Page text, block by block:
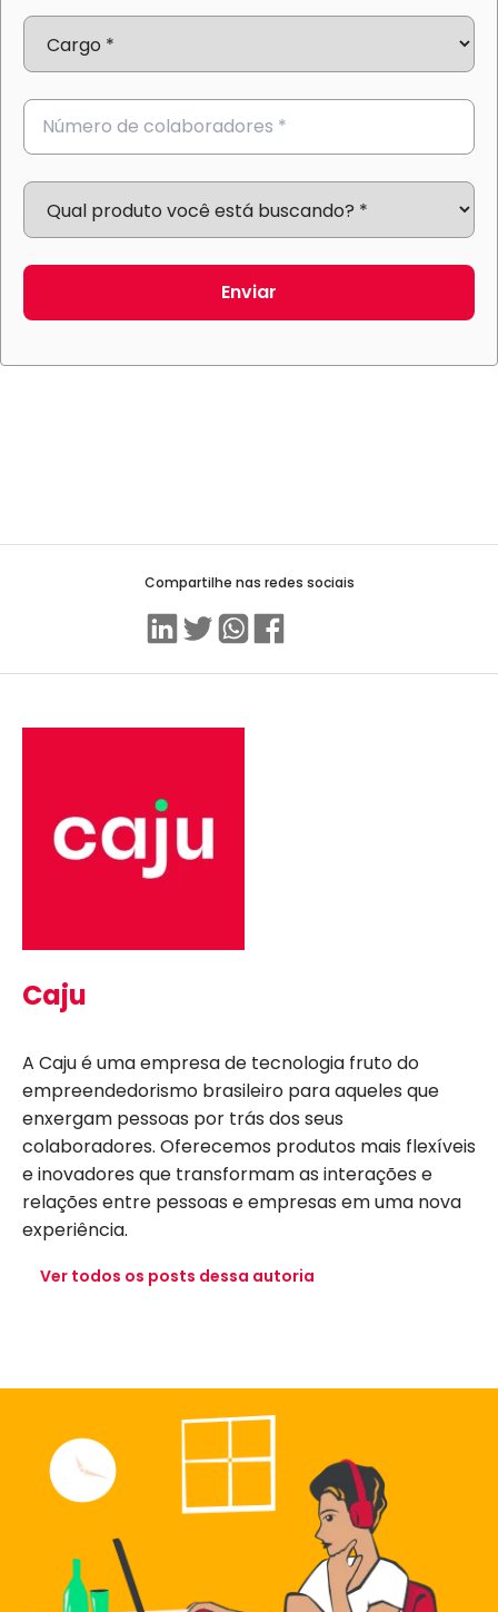
Enviar
Compartilhe nas redes sociais
LinkedinTwitterWhatsApp
Facebook
Caju
A Caju é uma empresa de tecnologia fruto do
empreendedorismo brasileiro para aqueles que
enxergam pessoas por trás dos seus
colaboradores. Oferecemos produtos mais flexíveis
e inovadores que transformam as interações e
relações entre pessoas e empresas em uma nova
experiência.
Ver todos os posts dessa autoria